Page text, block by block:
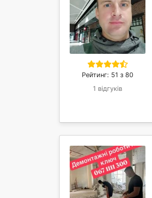
Рейтинг: 51 з 80
1 відгуків